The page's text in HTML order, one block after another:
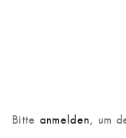
Bitte anmelden, um